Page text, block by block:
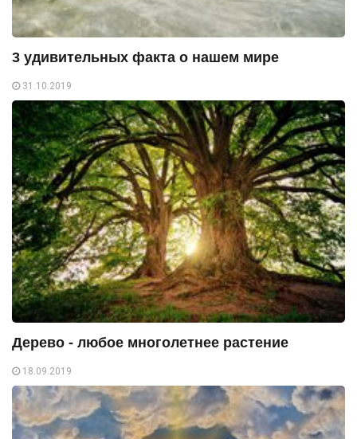
3 удивительных факта о нашем мире
31.10.2019
Дерево - любое многолетнее растение
18.09.2019